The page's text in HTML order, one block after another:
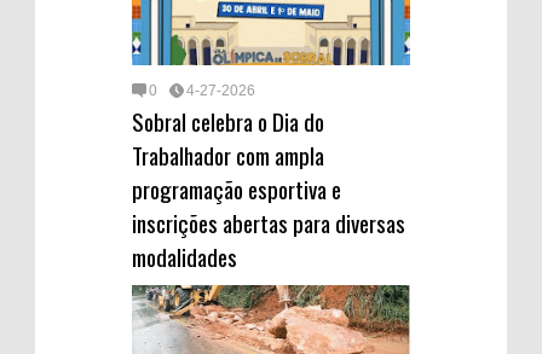
0 4-27-2026
Sobral celebra o Dia do
Trabalhador com ampla
programação esportiva e
inscrições abertas para diversas
modalidades